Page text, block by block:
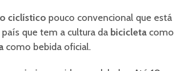
ciclístico pouco convencional que está
país que tem a cultura da bicicleta como
como bebida oficial.